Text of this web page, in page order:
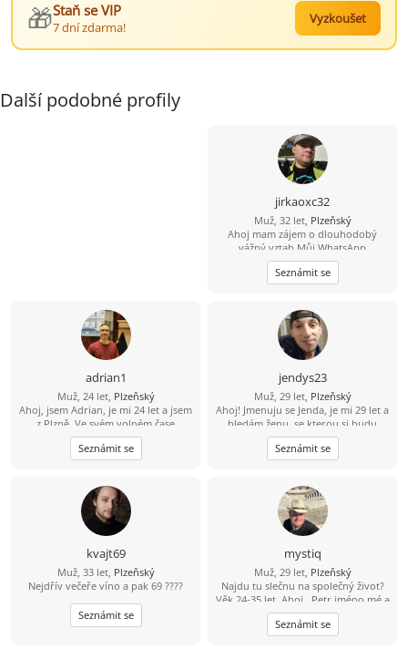
🎁Staň se VIP
7 dní zdarma!
Vyzkoušet
Další podobné profily
jirkaoxc32
Muž, 32 let, Plzeňský
Ahoj mam zájem o dlouhodobý
vážný vztah Můj WhatsApp
607872973
Seznámit se
adrian1
Muž, 24 let, Plzeňský
Ahoj, jsem Adrian, je mi 24 let a jsem
z Plzně. Ve svém volném čase
chodím na výlety a sleduju filmy a
seriály. Rád bych se seznámil s
dívkou, která by se mnou chodila na
přírody. Hledám vztah.
Seznámit se
jendys23
Muž, 29 let, Plzeňský
Ahoj! Jmenuju se Jenda, je mi 29 let a
hledám ženu, se kterou si budu
rozumět a časem třeba vznikne něco
krásného. Mám rád hudbu, výlety,
upřímnost a smysl pro humor.
kdo je sám sebou, umí se zasmát a
má chuť poznat někoho nového.
Pokud máš ráda pohodové
povídání, společné zážitky a věříš, že
nejlepší vztahy začínají obyčejnou
zprávou, budu rád, když se ozveš.
Seznámit se
kvajt69
Muž, 33 let, Plzeňský
Nejdřív večeře víno a pak 69 ????
Seznámit se
mystiq
Muž, 29 let, Plzeňský
Najdu tu slečnu na společný život?
Věk 24-35 let. Ahoj.. Petr jméno mé a
na tomto světě jsem už 29 let. Mám
silnější postavu, rád cestuji,
převážně po Řeckých ostrovech,
Seznámit se